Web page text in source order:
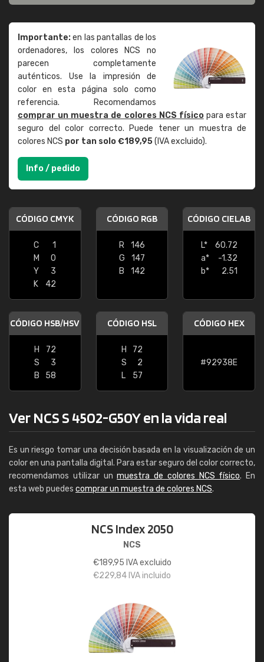
Importante:en las pantallas de los
ordenadores, los colores NCS no
parecen completamente
auténticos. Use la impresión de
color en esta página solo como
referencia. Recomendamos
comprar un muestra de colores NCS físicopara estar
seguro del color correcto. Puede tener un muestra de
colores NCS por tan solo €189,95(IVA excluido).
Info / pedido
CÓDIGO CMYK
C
1
M
0
Y
3
K
42
CÓDIGO RGB
R
146
G
147
B
142
CÓDIGO CIELAB
L*
60.72
a*
-1.32
b*
2.51
CÓDIGO HSB/HSV
H
72
S
3
B
58
CÓDIGO HSL
H
72
S
2
L
57
CÓDIGO HEX
#92938E
Ver NCS S 4502-G50Y en la vida real
Es un riesgo tomar una decisión basada en la visualización de un
color en una pantalla digital. Para estar seguro del color correcto,
recomendamos utilizar unmuestra de colores NCS físico. En
esta web puedes comprar un muestra de colores NCS.
NCS Index 2050
NCS
€189,95 IVA excluido
€229,84 IVA incluido